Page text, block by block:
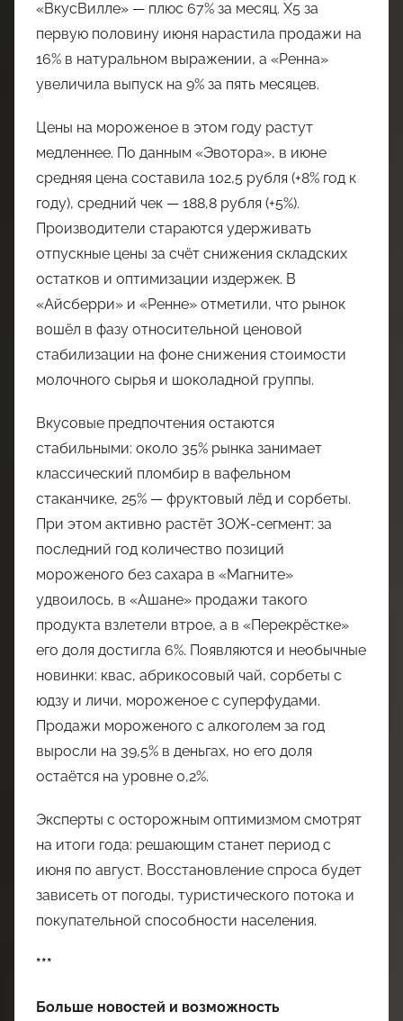
«ВкусВилле» — плюс 67% за месяц. X5 за
первую половину июня нарастила продажи на
16% в натуральном выражении, а «Ренна»
увеличила выпуск на 9% за пять месяцев.
Цены на мороженое в этом году растут
медленнее. По данным «Эвотора», в июне
средняя цена составила 102,5 рубля (+8% год к
году), средний чек — 188,8 рубля (+5%).
Производители стараются удерживать
отпускные цены за счёт снижения складских
остатков и оптимизации издержек. В
«Айсберри» и «Ренне» отметили, что рынок
вошёл в фазу относительной ценовой
стабилизации на фоне снижения стоимости
молочного сырья и шоколадной группы.
Вкусовые предпочтения остаются
стабильными: около 35% рынка занимает
классический пломбир в вафельном
стаканчике, 25% — фруктовый лёд и сорбеты.
При этом активно растёт ЗОЖ-сегмент: за
последний год количество позиций
мороженого без сахара в «Магните»
удвоилось, в «Ашане» продажи такого
продукта взлетели втрое, а в «Перекрёстке»
его доля достигла 6%. Появляются и необычные
новинки: квас, абрикосовый чай, сорбеты с
юдзу и личи, мороженое с суперфудами.
Продажи мороженого с алкоголем за год
выросли на 39,5% в деньгах, но его доля
остаётся на уровне 0,2%.
Эксперты с осторожным оптимизмом смотрят
на итоги года: решающим станет период с
июня по август. Восстановление спроса будет
зависеть от погоды, туристического потока и
покупательной способности населения.
***
Больше новостей и возможность